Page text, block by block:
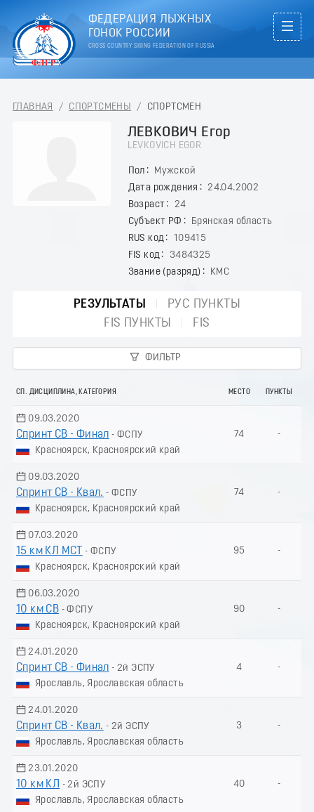
ФЕДЕРАЦИЯ ЛЫЖНЫХ
ГОНОК РОССИИ
CROSS COUNTRY SKIING FEDERATION OF RUSSIA
ГЛАВНАЯ / СПОРТСМЕНЫ / СПОРТСМЕН
ЛЕВКОВИЧ Егор
LEVKOVICH EGOR
Пол
Мужской
Дата рождения
24.04.2002
Возраст
24
Субъект РФ
Брянская область
RUS код
109415
FIS код
3484325
Звание (разряд)
КМС
РЕЗУЛЬТАТЫ
РУС ПУНКТЫ
FIS ПУНКТЫ
FIS
ФИЛЬТР
СП. ДИСЦИПЛИНА, КАТЕГОРИЯ МЕСТО ПУНКТЫ
09.03.2020
Спринт СВ - Финал - ФСПУ
Красноярск, Красноярский край
74 -
09.03.2020
Спринт СВ - Квал. - ФСПУ
Красноярск, Красноярский край
74 -
07.03.2020
15 км КЛ МСТ
- ФСПУ
Красноярск, Красноярский край
95 -
06.03.2020
10 км СВ - ФСПУ
Красноярск, Красноярский край
90 -
24.01.2020
Спринт СВ - Финал - 2й ЭСПУ
Ярославль, Ярославская область
4 -
24.01.2020
Спринт СВ - Квал. - 2й ЭСПУ
Ярославль, Ярославская область
3 -
23.01.2020
10 км КЛ
- 2й ЭСПУ
Ярославль, Ярославская область
40 -